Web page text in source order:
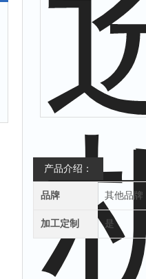
产品介绍：
品牌 其他品牌
加工定制 是